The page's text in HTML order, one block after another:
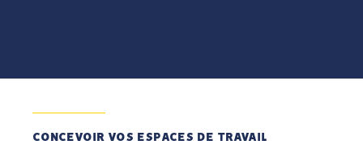
CONCEVOIR VOS ESPACES DE TRAVAIL